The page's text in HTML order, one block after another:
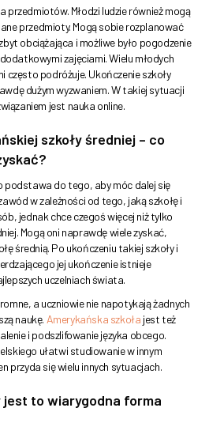
przedmiotów. Młodzi ludzie również mogą
przedmioty. Mogą sobie rozplanować
obciążająca i możliwe było pogodzenie
zajęciami. Wielu młodych
często podróżuje. Ukończenie szkoły
dużym wyzwaniem. W takiej sytuacji
jest nauka online.
szkoły średniej – co
podstawa do tego, aby móc dalej się
w zależności od tego, jaką szkołę i
jednak chce czegoś więcej niż tylko
Mogą oni naprawdę wiele zyskać,
średnią. Po ukończeniu takiej szkoły i
jej ukończenie istnieje
uczelniach świata.
a uczniowie nie napotykają żadnych
naukę. Amerykańska szkoła jest też
i podszlifowanie języka obcego.
ułatwi studiowanie w innym
przyda się wielu innych sytuacjach.
jest to wiarygodna forma